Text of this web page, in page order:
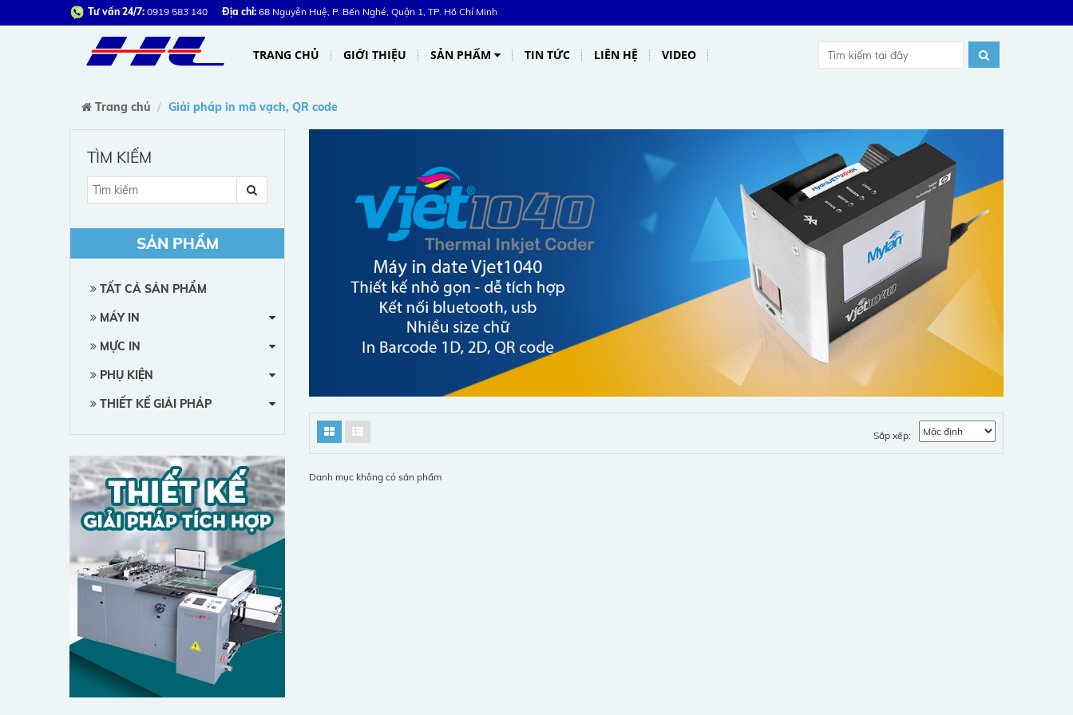
Tư vấn 24/7: 0919 583 140 Địa chỉ: 68 Nguyễn Huệ, P. Bến Nghé, Quận 1, TP. Hồ Chí Minh
TRANG CHỦ GIỚI THIỆU SẢN PHẨM TIN TỨC LIÊN HỆ VIDEO
Trang chủ Giải pháp in mã vạch, QR code
TÌM KIẾM
SẢN PHẨM
TẤT CẢ SẢN PHẨM
MÁY IN
MỰC IN
PHỤ KIỆN
THIẾT KẾ GIẢI PHÁP
Sắp xếp:
Danh mục không có sản phẩm